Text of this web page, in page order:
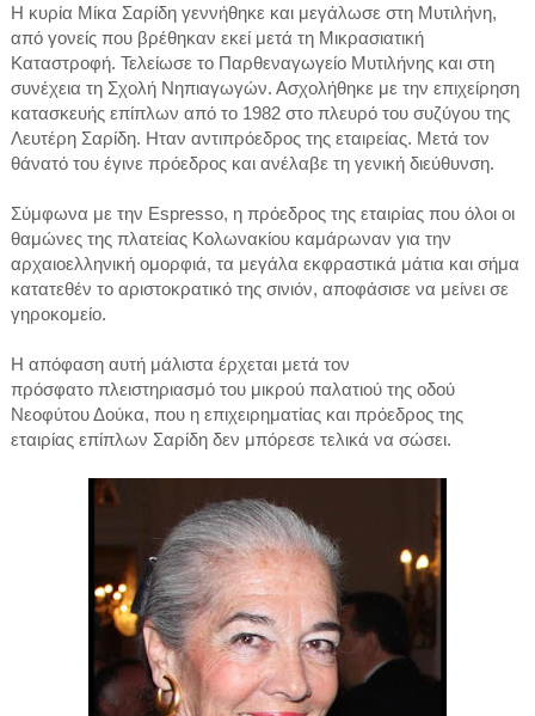
Η κυρία Μίκα Σαρίδη γεννήθηκε και μεγάλωσε στη Μυτιλήνη,
από γονείς που βρέθηκαν εκεί μετά τη Μικρασιατική
Καταστροφή. Τελείωσε το Παρθεναγωγείο Μυτιλήνης και στη
συνέχεια τη Σχολή Νηπιαγωγών. Ασχολήθηκε με την επιχείρηση
κατασκευής επίπλων από το 1982 στο πλευρό του συζύγου της
Λευτέρη Σαρίδη. Ηταν αντιπρόεδρος της εταιρείας. Μετά τον
θάνατό του έγινε πρόεδρος και ανέλαβε τη γενική διεύθυνση.
Σύμφωνα με την Espresso, η πρόεδρος της εταιρίας που όλοι οι
θαμώνες της πλατείας Κολωνακίου καμάρωναν για την
αρχαιοελληνική ομορφιά, τα μεγάλα εκφραστικά μάτια και σήμα
κατατεθέν το αριστοκρατικό της σινιόν, αποφάσισε να μείνει σε
γηροκομείο.
Η απόφαση αυτή μάλιστα έρχεται μετά τον
πρόσφατο πλειστηριασμό του μικρού παλατιού της οδού
Νεοφύτου Δούκα, που η επιχειρηματίας και πρόεδρος της
εταιρίας επίπλων Σαρίδη δεν μπόρεσε τελικά να σώσει.